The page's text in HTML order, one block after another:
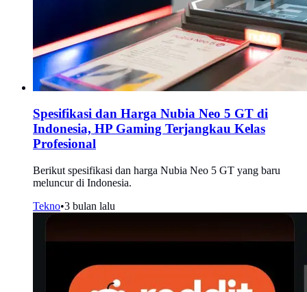
Spesifikasi dan Harga Nubia Neo 5 GT di
Indonesia, HP Gaming Terjangkau Kelas
Profesional
Berikut spesifikasi dan harga Nubia Neo 5 GT yang baru
meluncur di Indonesia.
Tekno•3 bulan lalu